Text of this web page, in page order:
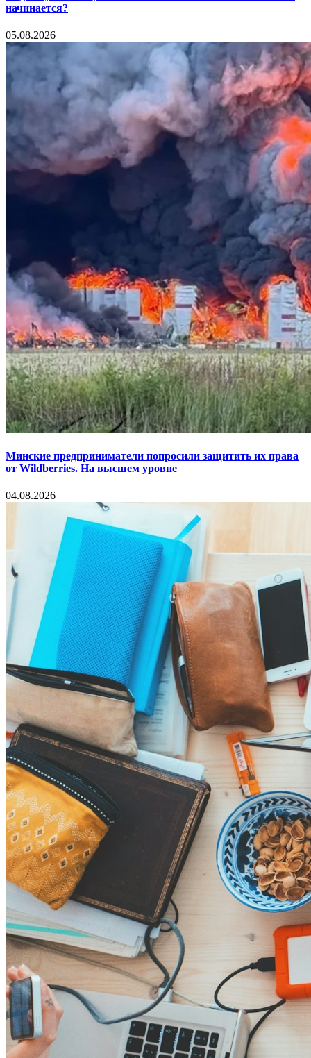
начинается?
05.08.2026
Минские предприниматели попросили защитить их права
от Wildberries. На высшем уровне
04.08.2026